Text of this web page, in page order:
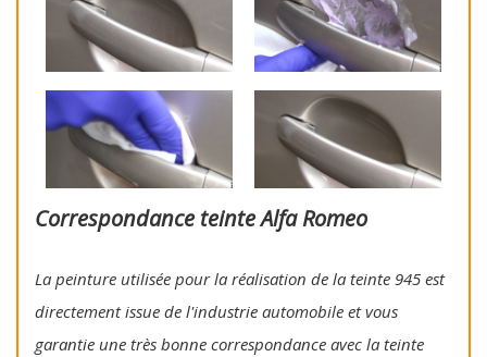
Correspondance teinte Alfa Romeo
La peinture utilisée pour la réalisation de la teinte 945 est
directement issue de l'industrie automobile et vous
garantie une très bonne correspondance avec la teinte